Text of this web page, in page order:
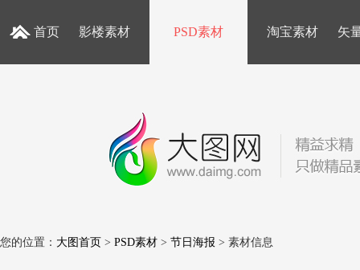
首页 影楼素材 PSD素材 淘宝素材 矢
您的位置： 大图首页 > PSD素材 > 节日海报 > 素材信息